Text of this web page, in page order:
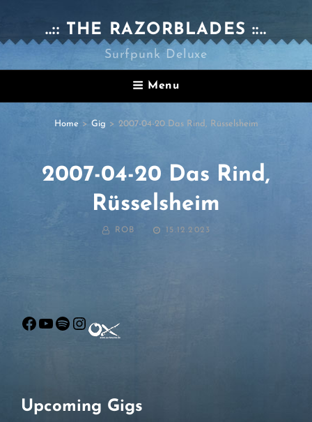
..:: THE RAZORBLADES ::..
Surfpunk Deluxe
Menu
Home > Gig > 2007-04-20 Das Rind, Rüsselsheim
2007-04-20 Das Rind,
Rüsselsheim
BY ROB
POSTED
15.12.2023
Facebook
YouTube
Spotify
Instagram
Upcoming Gigs